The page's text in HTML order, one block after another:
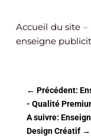
Accueil du site –
enseigne
← Précédent:
- Qualité
A suivre:
Design Créatif→